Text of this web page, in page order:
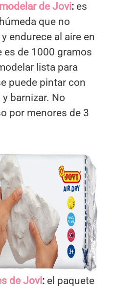
de Jovi: es
que no
endurece al aire en
es de 1000 gramos
lista para
puede pintar con
barnizar. No
por menores de 3
de Jovi: el paquete